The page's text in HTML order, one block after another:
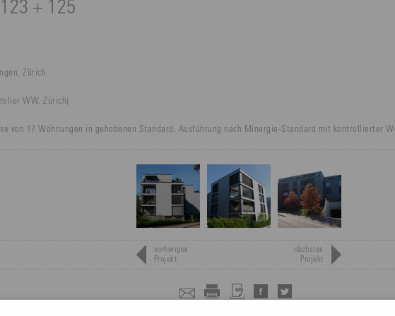
+ 125
Zürich
WW, Zürich)
von 17 Wohnungen in gehobenen Standard. Ausführung nach Minergie-Standard mit kontrollierter
vorheriges
Projekt
nächstes
Projekt